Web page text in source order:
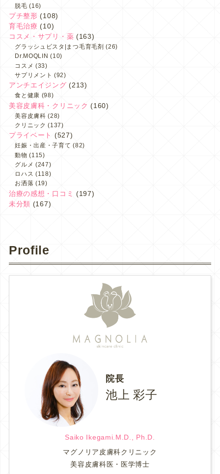
脱毛 (16)
プチ整形 (108)
育毛治療 (10)
コスメ・サプリ・薬 (163)
グラッシュビスタ|まつ毛育毛剤 (26)
Dr.MOQLIN (10)
コスメ (33)
サプリメント (92)
アンチエイジング (213)
食と健康 (98)
美容皮膚科・クリニック (160)
美容皮膚科 (28)
クリニック (137)
プライベート (527)
妊娠・出産・子育て (82)
動物 (115)
グルメ (247)
ロハス (118)
お洒落 (19)
治療の感想・口コミ
(197)
未分類 (167)
Profile
院長
池上 彩子
Saiko Ikegami.M.D., Ph.D.
マグノリア皮膚科クリニック
美容皮膚科医・医学博士